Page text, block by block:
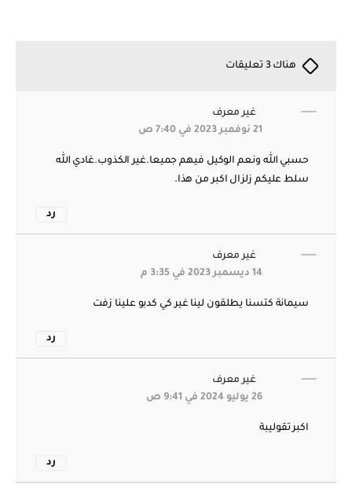
هناك 3 تعليقات
غير معرف
21 نوفمبر 2023 في 7:40 ص
حسبي الله ونعم الوكيل فيهم جميعا.غير الكذوب.غادي الله
سلط عليكم زلزال اكبر من هذا.
رد
غير معرف
14 ديسمبر 2023 في 3:35 م
سيمانة كتسنا يطلقون لينا غير كي كدبو علينا زفت
رد
غير معرف
26 يوليو 2024 في 9:41 ص
اكبر تقوليبة
رد